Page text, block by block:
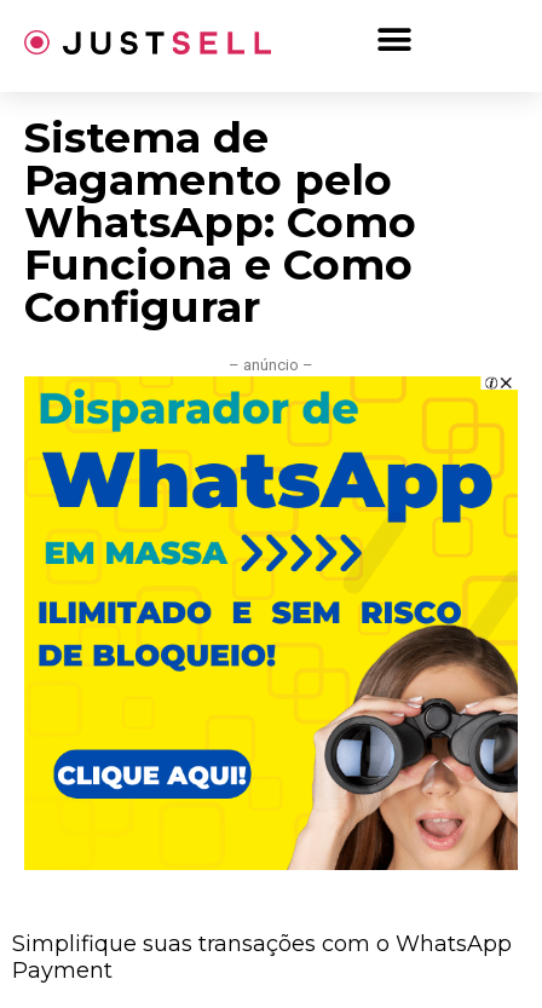
para
Sistema de
Pagamento pelo
WhatsApp: Como
Funciona e Como
Configurar
– anúncio –
Simplifique suas transações com o WhatsApp
Payment